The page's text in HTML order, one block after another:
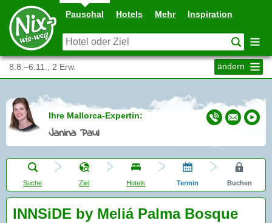
Pauschal Hotels Mehr Inspiration
8.8.–6.11., 2 Erw. ändern
Ihre Mallorca-Expertin:
Janina Paul
Suche Ziel Hotels Termin Buchen
INNSiDE by Meliá Palma Bosque